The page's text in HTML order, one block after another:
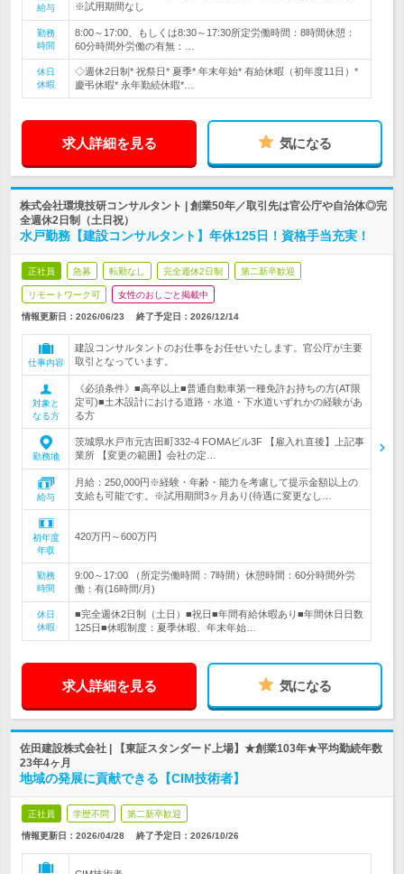
給与
※試用期間なし
勤務
時間
8:00～17:00、もしくは8:30～17:30所定労働時間：8時間休憩：
60分時間外労働の有無：…
休日
休暇
◇週休2日制* 祝祭日* 夏季* 年末年始* 有給休暇（初年度11日）*
慶弔休暇* 永年勤続休暇*…
求人詳細を見る 気になる
株式会社環境技研コンサルタント | 創業50年／取引先は官公庁や自治体◎完
全週休2日制（土日祝）
水戸勤務【建設コンサルタント】年休125日！資格手当充実！
正社員 急募 転勤なし 完全週休2日制 第二新卒歓迎
リモートワーク可 女性のおしごと掲載中
情報更新日：2026/06/23 終了予定日： 2026/12/14
仕事内容
建設コンサルタントのお仕事をお任せいたします。官公庁が主要
取引となっています。
対象と
なる方
《必須条件》■高卒以上■普通自動車第一種免許お持ちの方(AT限
定可)■土木設計における道路・水道・下水道いずれかの経験があ
る方
勤務地
茨城県水戸市元吉田町332-4 FOMAビル3F 【雇入れ直後】上記事
業所 【変更の範囲】会社の定…
給与
月給：250,000円※経験・年齢・能力を考慮して提示金額以上の
支給も可能です。※試用期間3ヶ月あり(待遇に変更なし…
初年度
年収
420万円～600万円
勤務
時間
9:00～17:00 （所定労働時間：7時間）休憩時間：60分時間外労
働：有(16時間/月)
休日
休暇
■完全週休2日制（土日）■祝日■年間有給休暇あり■年間休日日数
125日■休暇制度：夏季休暇、年末年始…
求人詳細を見る 気になる
佐田建設株式会社 | 【東証スタンダード上場】★創業103年★平均勤続年数
23年4ヶ月
地域の発展に貢献できる【CIM技術者】
正社員 学歴不問 第二新卒歓迎
情報更新日：2026/04/28 終了予定日： 2026/10/26